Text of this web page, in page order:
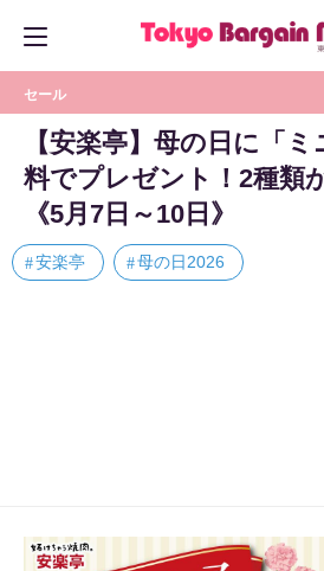
セール
【安楽亭】母の日に「
料でプレゼント！2種類
《5月7日～10日》
安楽亭 母の日2026